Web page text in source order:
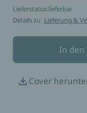
Lieferstatus:lieferbar
Details zu Lieferung &
In den
Cover